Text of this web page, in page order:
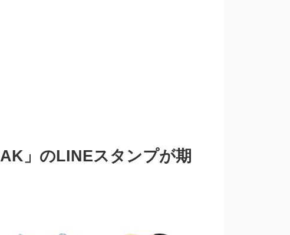
」のLINEスタンプが期